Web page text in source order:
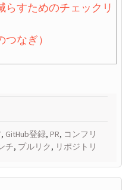
らすためのチェックリ
なぎ）
, GitHub登録, PR, コンフリ
チ, プルリク, リポジトリ